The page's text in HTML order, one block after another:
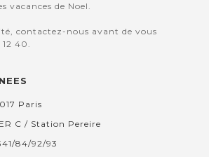
vacances de Noel.
contactez-nous avant de vous
40.
Paris
C / Station Pereire
84/92/93